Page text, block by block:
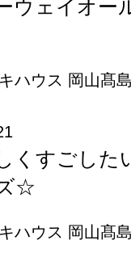
ウェイオー
ハウス 岡山髙
くすごした
☆
ハウス 岡山髙